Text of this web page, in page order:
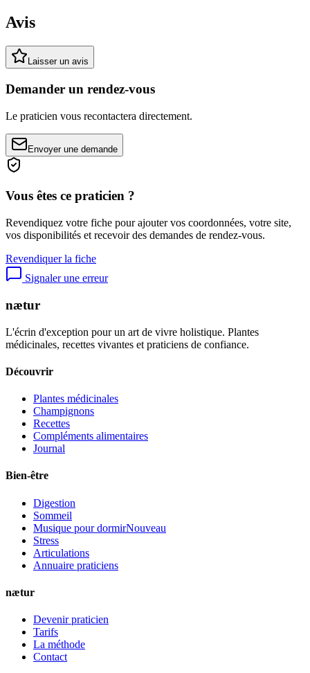
Avis
Laisser un avis
Demander un rendez-vous
Le praticien vous recontactera directement.
Envoyer une demande
Vous êtes ce praticien ?
Revendiquez votre fiche pour ajouter vos coordonnées, votre site,
vos disponibilités et recevoir des demandes de rendez-vous.
Revendiquer la fiche
Signaler une erreur
nætur
L'écrin d'exception pour un art de vivre holistique. Plantes
médicinales, recettes vivantes et praticiens de confiance.
Découvrir
Plantes médicinales
Champignons
Recettes
Compléments alimentaires
Journal
Bien-être
Digestion
Sommeil
Musique pour dormirNouveau
Stress
Articulations
Annuaire praticiens
nætur
Devenir praticien
Tarifs
La méthode
Contact